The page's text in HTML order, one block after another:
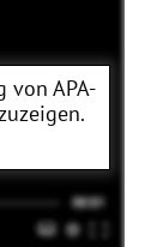
von APA-